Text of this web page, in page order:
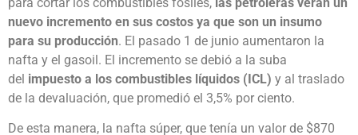
nuevo incremento en sus costos ya que son un insumo
para su producción. El pasado 1 de junio aumentaron la
nafta y el gasoil. El incremento se debió a la suba
del impuesto a los combustibles líquidos (ICL) y al traslado
de la devaluación, que promedió el 3,5% por ciento.
De esta manera, la nafta súper, que tenía un valor de $870